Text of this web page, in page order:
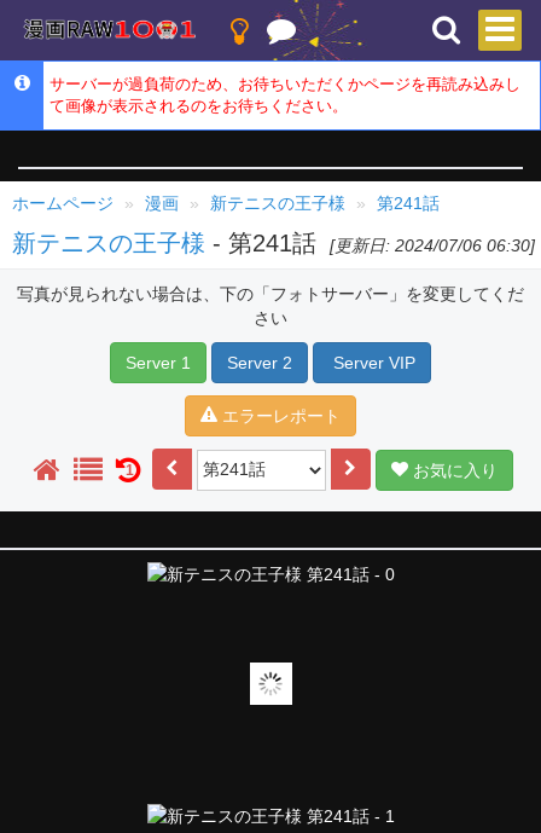
サーバーが過負荷のため、お待ちいただくかページを再読み込みし
て画像が表示されるのをお待ちください。
ホームページ 漫画 新テニスの王子様 第241話
新テニスの王子様 - 第241話 [更新日: 2024/07/06 06:30]
写真が見られない場合は、下の「フォトサーバー」を変更してくだ
さい
Server 1 Server 2 Server VIP
エラーレポート
1 お気に入り